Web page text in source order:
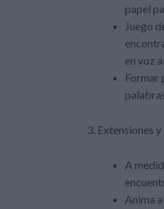
papel
Juego
en voz
Formar
Extensiones
A
Anima